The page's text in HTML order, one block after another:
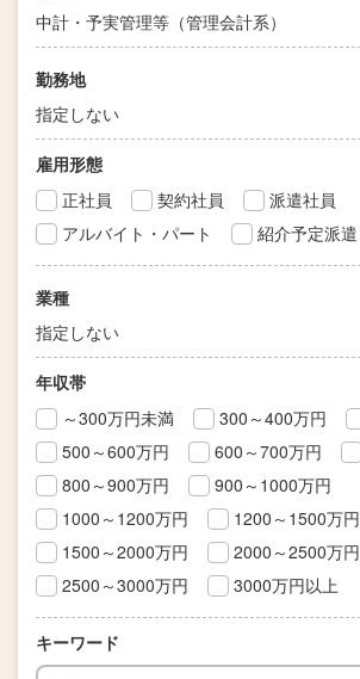
中計・予実管理等（管理会計系）
勤務地
指定しない
雇用形態
正社員
契約社員
派遣社員
アルバイト・パート
紹介予定派遣
業種
指定しない
年収帯
～300万円未満
300～400万円
500～600万円
600～700万円
800～900万円
900～1000万円
1000～1200万円
1200～1500万円
1500～2000万円
2000～2500万円
2500～3000万円
3000万円以上
キーワード